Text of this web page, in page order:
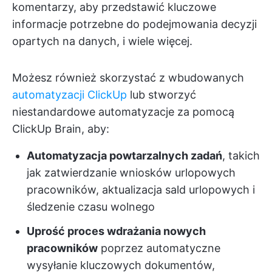
komentarzy, aby przedstawić kluczowe
informacje potrzebne do podejmowania decyzji
opartych na danych, i wiele więcej.
Możesz również skorzystać z wbudowanych
automatyzacji ClickUp lub stworzyć
niestandardowe automatyzacje za pomocą
ClickUp Brain, aby:
Automatyzacja powtarzalnych zadań, takich
jak zatwierdzanie wniosków urlopowych
pracowników, aktualizacja sald urlopowych i
śledzenie czasu wolnego
Uprość proces wdrażania nowych
pracowników poprzez automatyczne
wysyłanie kluczowych dokumentów,